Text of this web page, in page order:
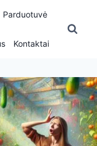
Parduotuvė
Kontaktai